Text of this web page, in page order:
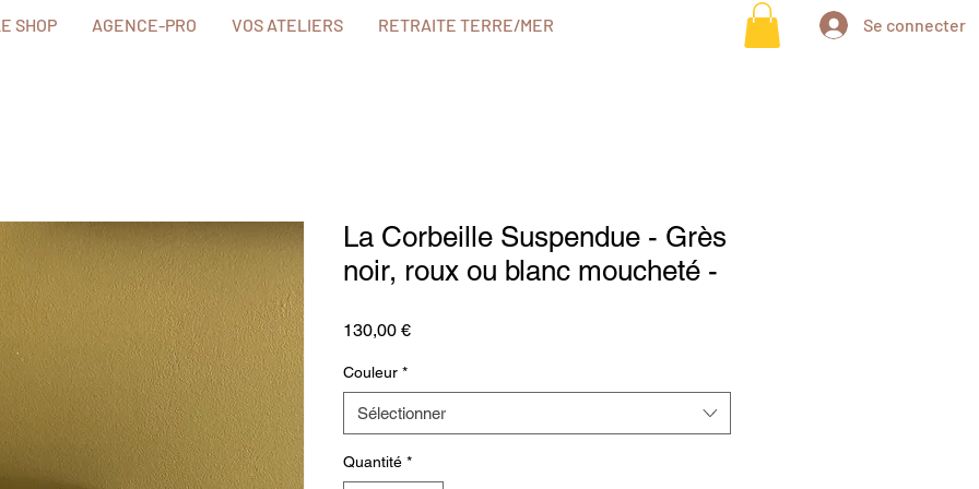
SHOP AGENCE-PRO VOS ATELIERS RETRAITE TERRE/MER Se connecter
La Corbeille Suspendue - Grès
noir, roux ou blanc moucheté -
130,00 €Prix
Couleur *
Sélectionner
Quantité *